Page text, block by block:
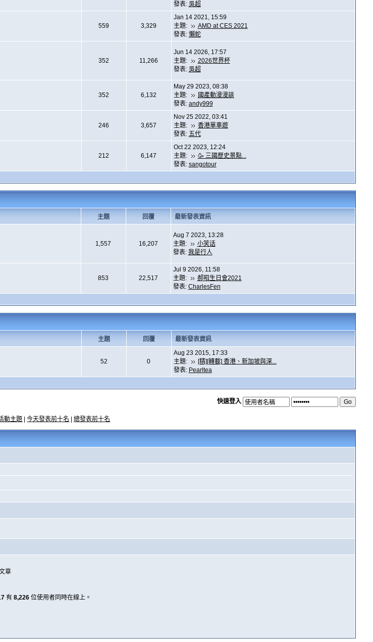
發表: 吳超
559 3,329
Jan 14 2021, 15:59
主題:
AMD at CES 2021
發表: 懶蛇
352 11,266
Jun 14 2026, 17:57
主題:
2026世界杯
發表: 吳超
352 6,132
May 29 2023, 08:38
主題:
國產動漫漫談
發表: andy999
246 3,657
Nov 25 2022, 03:41
主題:
香港單車遊
發表: 五代
212 6,147
Oct 22 2023, 12:24
主題:
🥳 三國歷史景點...
發表: sangotour
主題 回覆 最新發表資訊
1,557 16,207
Aug 7 2023, 13:28
主題:
小笑话
發表: 我是行人
853 22,517
Jul 9 2026, 11:58
主題:
郝昭生日會2021
發表: CharlesFen
主題 回覆 最新發表資訊
52 0
Aug 23 2015, 17:33
主題:
[精][轉載] 香港、新加坡與深...
發表: Pearltea
快速登入
動主題 |今天發表前十名 |總發表前十名
章
有 8,226位使用者同時在線上。